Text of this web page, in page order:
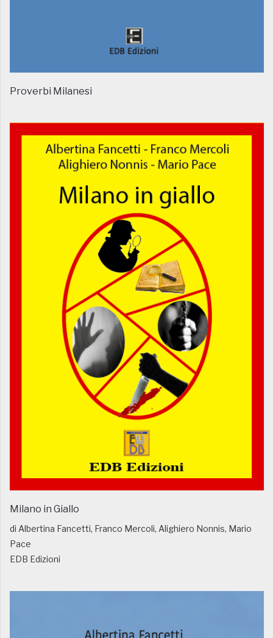
Proverbi Milanesi
Milano in Giallo
di Albertina Fancetti, Franco Mercoli, Alighiero Nonnis, Mario
Pace
EDB Edizioni